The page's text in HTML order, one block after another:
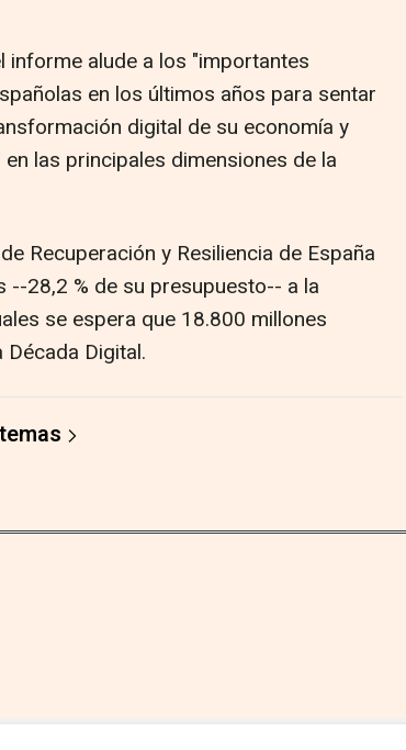
informe alude a los "importantes
en los últimos años para sentar
digital de su economía y
las principales dimensiones de la
Recuperación y Resiliencia de España
28,2 % de su presupuesto-- a la
se espera que 18.800 millones
Digital.